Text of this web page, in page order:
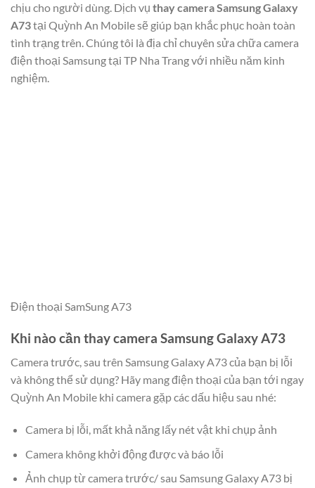
chịu cho người dùng. Dịch vụ thay camera Samsung Galaxy
A73tại Quỳnh An Mobile sẽ giúp bạn khắc phục hoàn toàn
tình trạng trên. Chúng tôi là địa chỉ chuyên sửa chữa camera
điện thoại Samsung tại TP Nha Trang với nhiều năm kinh
nghiệm.
Điện thoại SamSung A73
Khi nào cần thay camera Samsung Galaxy A73
Camera trước, sau trên Samsung Galaxy A73 của bạn bị lỗi
và không thể sử dụng? Hãy mang điện thoại của bạn tới ngay
Quỳnh An Mobile khi camera gặp các dấu hiệu sau nhé:
Camera bị lỗi, mất khả năng lấy nét vật khi chụp ảnh
Camera không khởi động được và báo lỗi
Ảnh chụp từ camera trước/ sau Samsung Galaxy A73 bị